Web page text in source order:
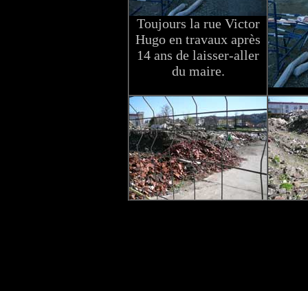
Toujours la rue Victor
Hugo en travaux après
14 ans de laisser-aller
du maire.